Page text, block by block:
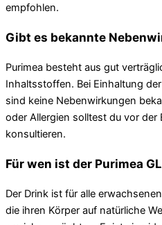
empfohlen.
Gibt es bekannte
Purimea besteht aus gut
Inhaltsstoffen. Bei Einhaltung
sind keine Nebenwirkungen
oder Allergien solltest du vor der
konsultieren.
Für wen ist der Purimea
Der Drink ist für alle
die ihren Körper auf natürliche